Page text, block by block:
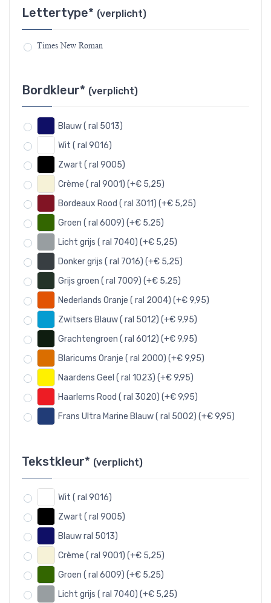
Lettertype* (verplicht)
Times New Roman
Bordkleur* (verplicht)
Blauw ( ral 5013)
Wit ( ral 9016)
Zwart ( ral 9005)
Crème ( ral 9001) (+€ 5,25)
Bordeaux Rood ( ral 3011) (+€ 5,25)
Groen ( ral 6009) (+€ 5,25)
Licht grijs ( ral 7040) (+€ 5,25)
Donker grijs ( ral 7016) (+€ 5,25)
Grijs groen ( ral 7009) (+€ 5,25)
Nederlands Oranje ( ral 2004) (+€ 9,95)
Zwitsers Blauw ( ral 5012) (+€ 9,95)
Grachtengroen ( ral 6012) (+€ 9,95)
Blaricums Oranje ( ral 2000) (+€ 9,95)
Naardens Geel ( ral 1023) (+€ 9,95)
Haarlems Rood ( ral 3020) (+€ 9,95)
Frans Ultra Marine Blauw ( ral 5002) (+€ 9,95)
Tekstkleur* (verplicht)
Wit ( ral 9016)
Zwart ( ral 9005)
Blauw ral 5013)
Crème ( ral 9001) (+€ 5,25)
Groen ( ral 6009) (+€ 5,25)
Licht grijs ( ral 7040) (+€ 5,25)